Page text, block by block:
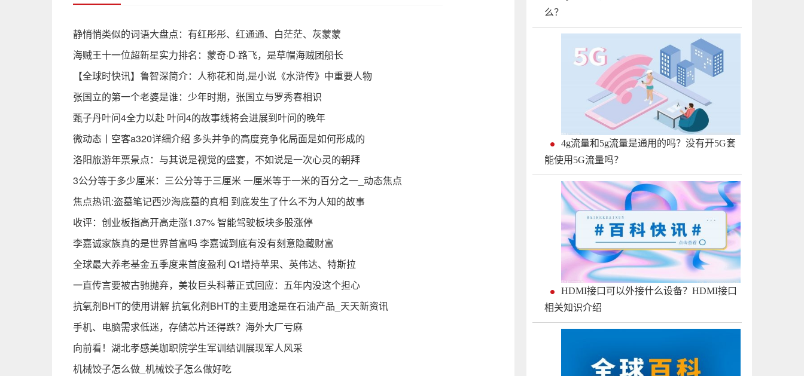
静悄悄类似的词语大盘点：有红彤彤、红通通、白茫茫、灰蒙蒙
海贼王十一位超新星实力排名：蒙奇·D·路飞，是草帽海贼团船长
【全球时快讯】鲁智深简介：人称花和尚,是小说《水浒传》中重要人物
张国立的第一个老婆是谁：少年时期，张国立与罗秀春相识
甄子丹叶问4全力以赴 叶问4的故事线将会进展到叶问的晚年
微动态丨空客a320详细介绍 多头并争的高度竞争化局面是如何形成的
洛阳旅游年票景点：与其说是视觉的盛宴，不如说是一次心灵的朝拜
3公分等于多少厘米：三公分等于三厘米 一厘米等于一米的百分之一_动态焦点
焦点热讯:盗墓笔记西沙海底墓的真相 到底发生了什么不为人知的故事
收评：创业板指高开高走涨1.37% 智能驾驶板块多股涨停
李嘉诚家族真的是世界首富吗 李嘉诚到底有没有刻意隐藏财富
全球最大养老基金五季度来首度盈利 Q1增持苹果、英伟达、特斯拉
一直传言要被古驰抛弃，美妆巨头科蒂正式回应：五年内没这个担心
抗氧剂BHT的使用讲解 抗氧化剂BHT的主要用途是在石油产品_天天新资讯
手机、电脑需求低迷，存储芯片还得跌？海外大厂亏麻
向前看！湖北孝感美珈职院学生军训结训展现军人风采
机械饺子怎么做_机械饺子怎么做好吃
么？
4g流量和5g流量是通用的吗？没有开5G套
能使用5G流量吗？
HDMI接口可以外接什么设备？HDMI接口
相关知识介绍